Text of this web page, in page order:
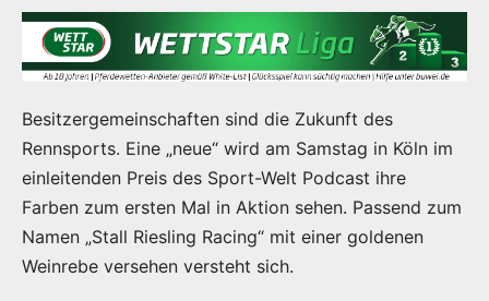
Besitzergemeinschaften sind die Zukunft des
Rennsports. Eine „neue“ wird am Samstag in Köln im
einleitenden Preis des Sport-Welt Podcast ihre
Farben zum ersten Mal in Aktion sehen. Passend zum
Namen „Stall Riesling Racing“ mit einer goldenen
Weinrebe versehen versteht sich.